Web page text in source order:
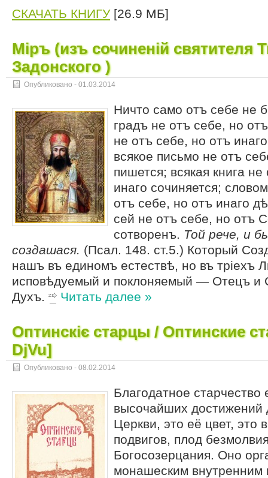
СКАЧАТЬ КНИГУ[26.9 МБ]
Мiръ (изъ сочиненій святителя
Задонского )
Опубликовано - 01.03.2014
Ничто само отъ себе не
градъ не отъ себе, но
не отъ себе, но отъ
всякое письмо не отъ
пишется; всякая книга
инаго сочиняется;
отъ себе, но отъ инаго
сей не отъ себе, но отъ
сотворенъ. Той рече, и
создашася. (Псал. 148. ст.5.) Который
нашъ въ единомъ естествѣ, но въ тріехъ
исповѣдуемый и поклоняемый — Отецъ и
Духъ.
Читать далее »
Оптинскіє старцы / Оптинские
DjVu]
Опубликовано - 08.02.2014
Благодатное старчество
высочайших достижений
Церкви, это её цвет, это
подвигов, плод
Богосозерцания. Оно
монашеским внутренним